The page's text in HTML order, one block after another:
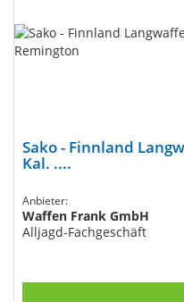
Sako - Finnland
Kal. ....
Anbieter:
Waffen Frank GmbH
Alljagd-Fachgeschäft